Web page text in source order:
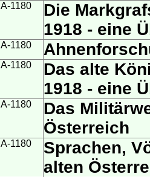
A-1180
Die
1918 - eine
A-1180
A-1180
Das alte
1918 - eine
A-1180
Das
Österreich
A-1180
Sprachen,
alten